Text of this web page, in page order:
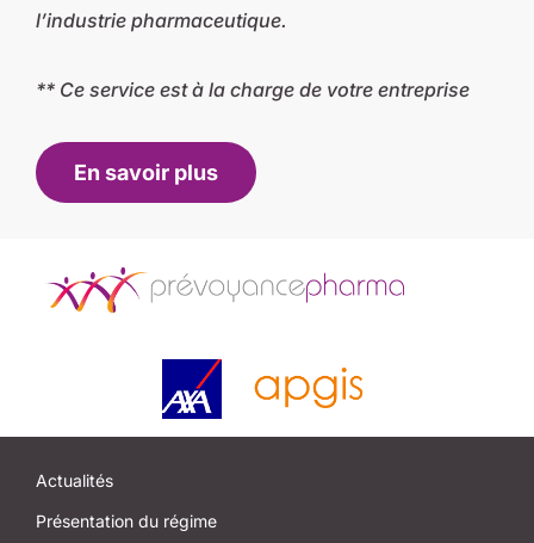
l’industrie pharmaceutique.
** Ce service est à la charge de votre entreprise
En savoir plus
Actualités
Présentation du régime